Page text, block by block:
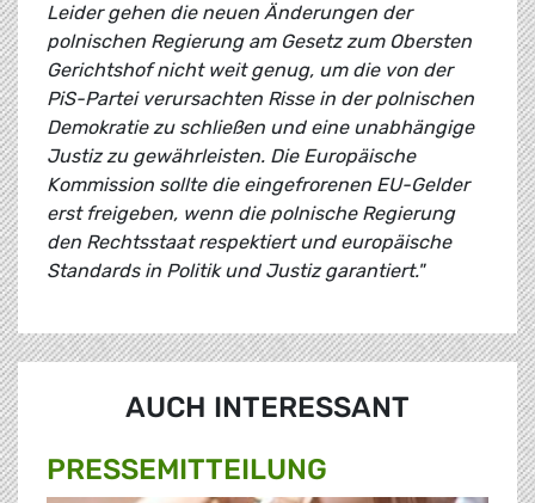
Leider gehen die neuen Änderungen der
polnischen Regierung am Gesetz zum Obersten
Gerichtshof nicht weit genug, um die von der
PiS-Partei verursachten Risse in der polnischen
Demokratie zu schließen und eine unabhängige
Justiz zu gewährleisten. Die Europäische
Kommission sollte die eingefrorenen EU-Gelder
erst freigeben, wenn die polnische Regierung
den Rechtsstaat respektiert und europäische
Standards in Politik und Justiz garantiert."
AUCH INTERESSANT
PRESSE­MITTEILUNG